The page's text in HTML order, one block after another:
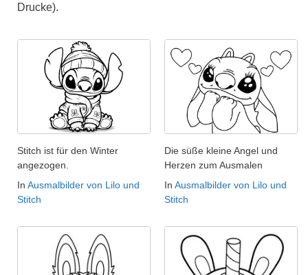
Drucke).
Stitch ist für den Winter
angezogen.
In Ausmalbilder von Lilo und
Stitch
Die süße kleine Angel und
Herzen zum Ausmalen
In Ausmalbilder von Lilo und
Stitch